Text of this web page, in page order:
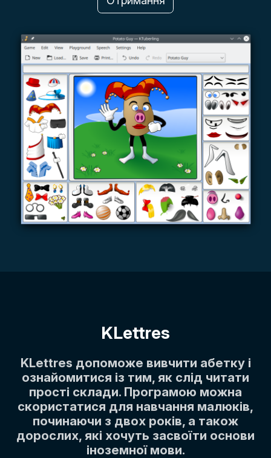
KLettres
KLettres допоможе вивчити абетку і
ознайомитися із тим, як слід читати
прості склади. Програмою можна
скористатися для навчання малюків,
починаючи з двох років, а також
дорослих, які хочуть засвоїти основи
іноземної мови.